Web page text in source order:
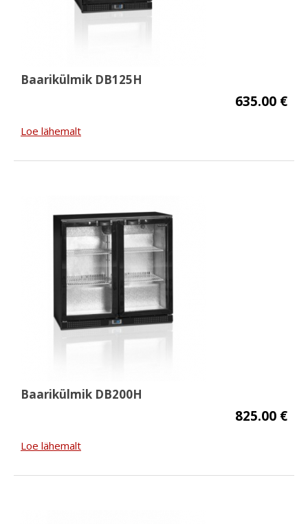
Baarikülmik DB125H
635.00 €
Loe lähemalt
Baarikülmik DB200H
825.00 €
Loe lähemalt